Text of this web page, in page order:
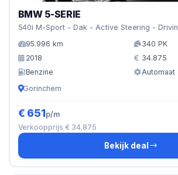
BMW 5-SERIE
540i M-Sport - Dak - Active Steering -
95.996 km
340 PK
2018
34.875
Benzine
Automaat
Gorinchem
€ 651p/m
Verkoopprijs € 34.875
Bekijk deal